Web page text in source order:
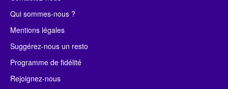
Qui sommes-nous ?
Mentions légales
Suggérez-nous un resto
Programme de fidélité
Rejoignez-nous